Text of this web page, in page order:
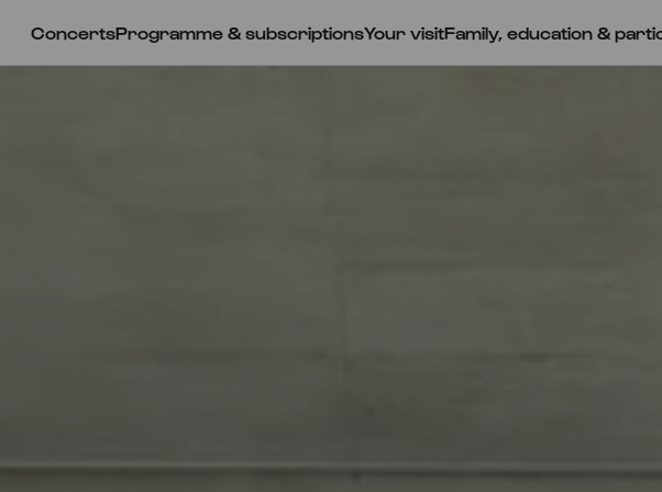
ConcertsProgramme & subscriptionsYour visitFamily, education &